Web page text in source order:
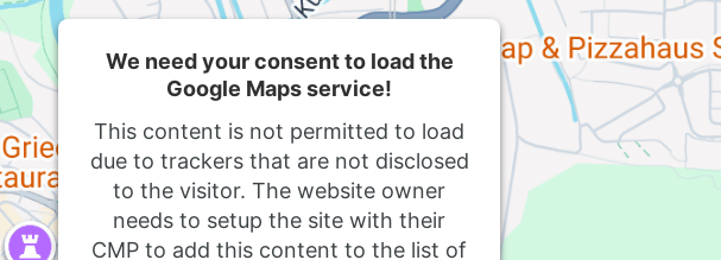
We need your consent to load the
Google Maps service!
This content is not permitted to load
due to trackers that are not disclosed
to the visitor. The website owner
needs to setup the site with their
CMP to add this content to the list of